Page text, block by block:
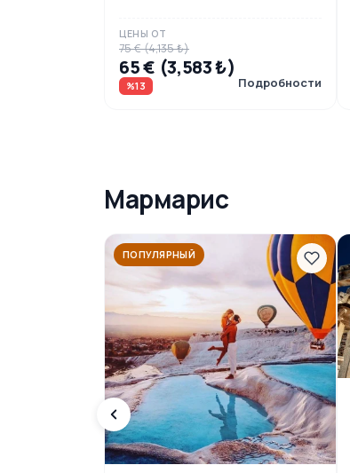
ЦЕНЫ ОТ
75 € (4,135 ₺)
65 € (3,583 ₺)
%13 Подробности
Мармарис
ПОПУЛЯРНЫЙ